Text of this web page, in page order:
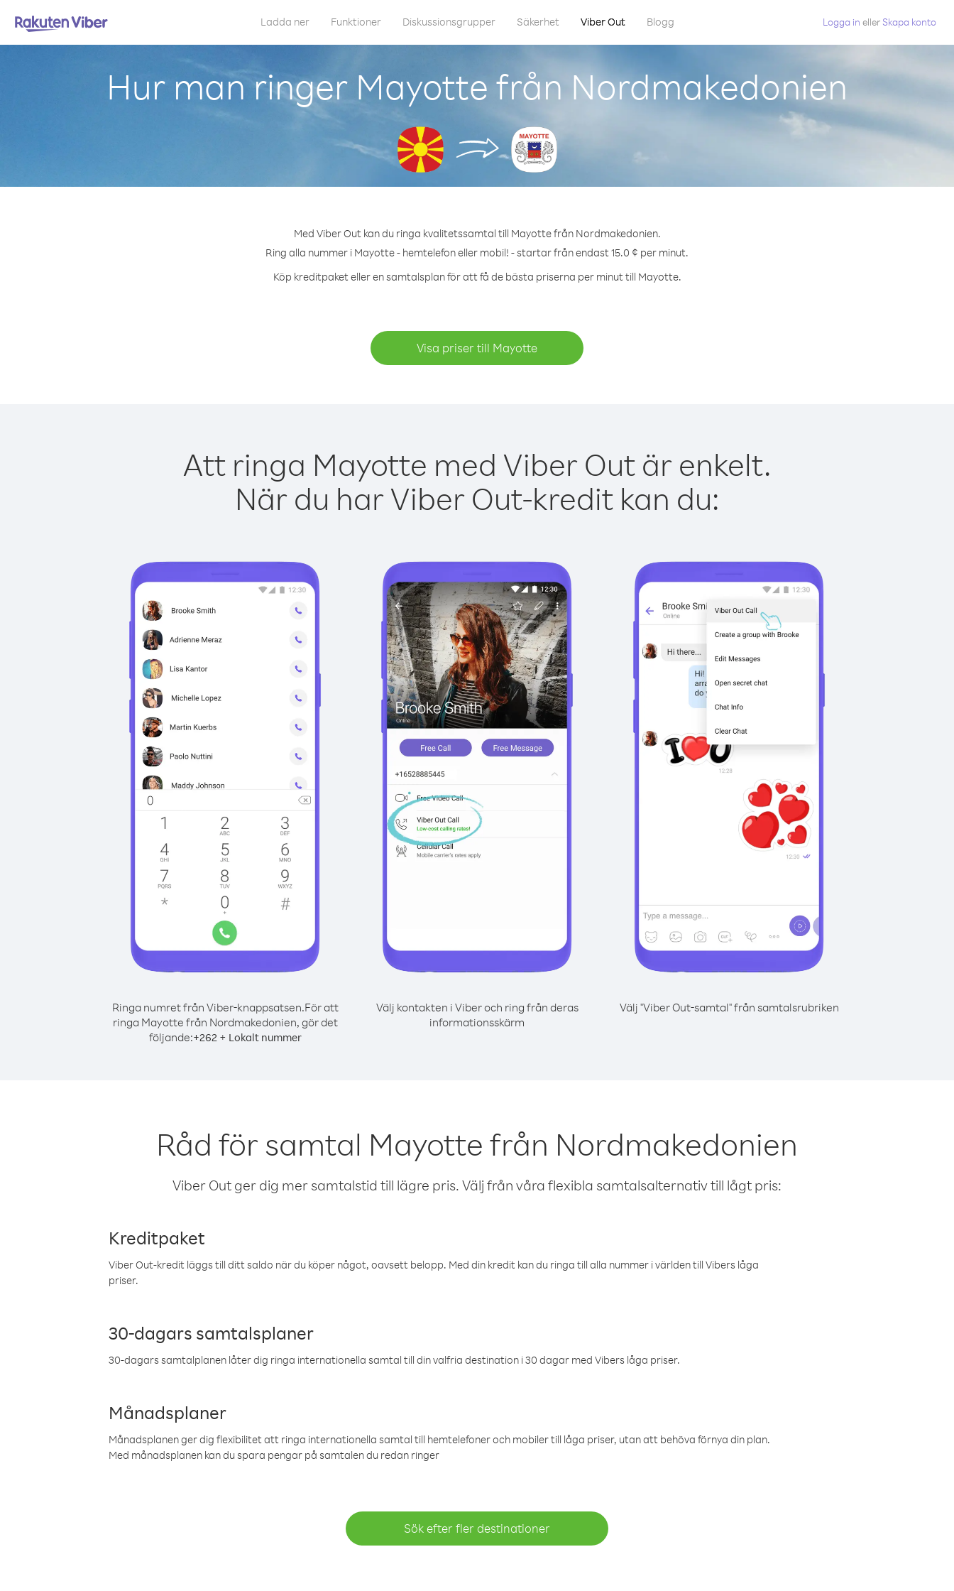
Ladda ner Funktioner Diskussionsgrupper Säkerhet Viber Out Blogg Logga in eller Skapa konto
Hur man ringer Mayotte från Nordmakedonien
Med Viber Out kan du ringa kvalitetssamtal till Mayotte från Nordmakedonien.
Ring alla nummer i Mayotte - hemtelefon eller mobil! - startar från endast 15.0 ¢ per minut.
Köp kreditpaket eller en samtalsplan för att få de bästa priserna per minut till Mayotte.
Visa priser till Mayotte
Att ringa Mayotte med Viber Out är enkelt.
När du har Viber Out-kredit kan du:
Ringa numret från Viber-knappsatsen.För att
ringa Mayotte från Nordmakedonien, gör det
följande:+262+ Lokalt nummer
Välj kontakten i Viber och ring från deras
informationsskärm
Välj "Viber Out-samtal" från samtalsrubriken
Råd för samtal Mayotte från Nordmakedonien
Viber Out ger dig mer samtalstid till lägre pris. Välj från våra flexibla samtalsalternativ till lågt pris:
Kreditpaket
Viber Out-kredit läggs till ditt saldo när du köper något, oavsett belopp. Med din kredit kan du ringa till alla nummer i världen till Vibers låga
priser.
30-dagars samtalsplaner
30-dagars samtalplanen låter dig ringa internationella samtal till din valfria destination i 30 dagar med Vibers låga priser.
Månadsplaner
Månadsplanen ger dig flexibilitet att ringa internationella samtal till hemtelefoner och mobiler till låga priser, utan att behöva förnya din plan.
Med månadsplanen kan du spara pengar på samtalen du redan ringer
Sök efter fler destinationer